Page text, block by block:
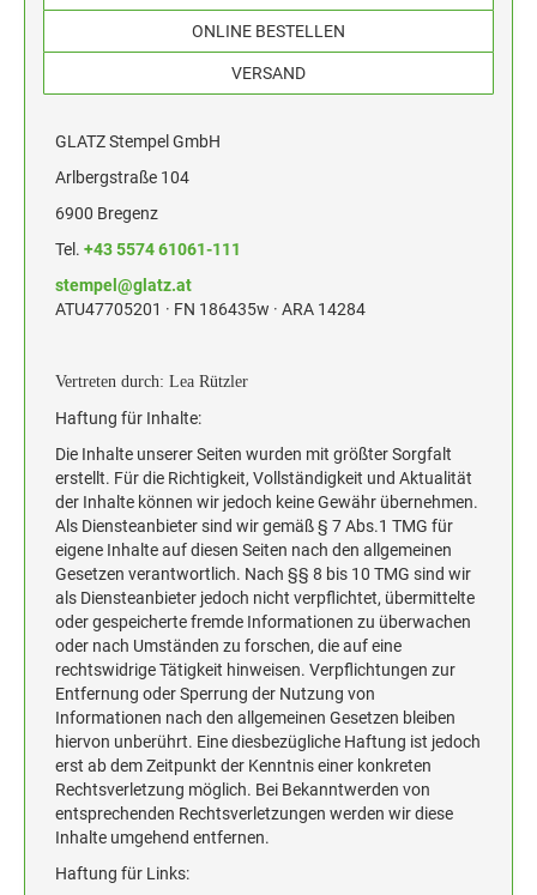
PROFESSIONAL LINE
MEHRFARBIGE TEXTSTEMPEL PRINTY LINE
TEXTPLATTEN FÜR PROFESSIONAL LINE
DATUMSTEMPEL
TEXTPLATTEN FÜR PROFESSIONAL
DATUMSTEMPEL
TEXTPLATTEN FÜR CLASSIC 2910
HOLZSTEMPEL BIS 30 MM
HOLZSTEMPEL BIS 60 MM
HOLZSTEMPEL BIS 70 MM
HOLZSTEMPEL BIS 80 MM
HOLZSTEMPEL BIS 90 MM
HOLZSTEMPEL BIS 100 MM
Trodat Classic Line Datumstempel
CLASSIC LINE - DATUMSTEMPEL
CLASSIC LINE DATUMSTEMPEL ZUM
INDIVIDUALISIEREN
CLASSIC LINE DATUMSTEMPEL MIT
WORTBAND
CLASSIC LINE ZIFFERNBÄNDERSTEMPEL
Trodat Vintage Stempel
Sonderprodukte und Zubehör
ZUBEHÖR
ELEKTROSTEMPELGERÄTE VON REINER
ERSATZKISSEN TRODAT
ERSATZKISSEN JUSTRITE
STEMPELKISSEN FÜR HANDSTEMPEL
ERSATZKISSEN ALPO
ONLINE BESTELLEN
VERSAND
GLATZ Stempel GmbH
Arlbergstraße 104
6900 Bregenz
Tel. +43 5574 61061-111
stempel@glatz.at
ATU47705201 · FN 186435w · ARA 14284
Vertreten durch: Lea Rützler
Haftung für Inhalte:
Die Inhalte unserer Seiten wurden mit größter Sorgfalt
erstellt. Für die Richtigkeit, Vollständigkeit und Aktualität
der Inhalte können wir jedoch keine Gewähr übernehmen.
Als Diensteanbieter sind wir gemäß § 7 Abs.1 TMG für
eigene Inhalte auf diesen Seiten nach den allgemeinen
Gesetzen verantwortlich. Nach §§ 8 bis 10 TMG sind wir
als Diensteanbieter jedoch nicht verpflichtet, übermittelte
oder gespeicherte fremde Informationen zu überwachen
oder nach Umständen zu forschen, die auf eine
rechtswidrige Tätigkeit hinweisen. Verpflichtungen zur
Entfernung oder Sperrung der Nutzung von
Informationen nach den allgemeinen Gesetzen bleiben
hiervon unberührt. Eine diesbezügliche Haftung ist jedoch
erst ab dem Zeitpunkt der Kenntnis einer konkreten
Rechtsverletzung möglich. Bei Bekanntwerden von
entsprechenden Rechtsverletzungen werden wir diese
Inhalte umgehend entfernen.
Haftung für Links: